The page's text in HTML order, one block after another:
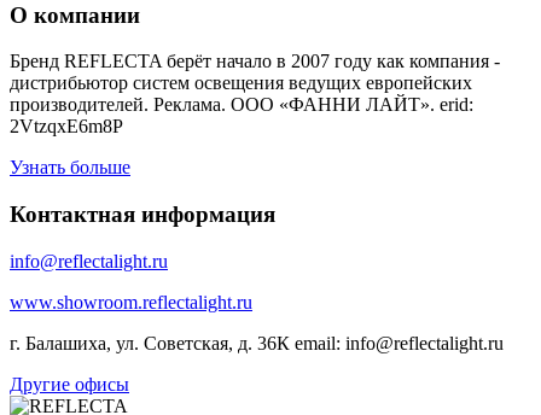
О компании
Бренд REFLEСTA берёт начало в 2007 году как компания -
дистрибьютор систем освещения ведущих европейских
производителей. Реклама. ООО «ФАННИ ЛАЙТ». erid:
2VtzqxE6m8P
Узнать больше
Контактная информация
info@reflectalight.ru
www.showroom.reflectalight.ru
г. Балашиха, ул. Советская, д. 36К email: info@reflectalight.ru
Другие офисы